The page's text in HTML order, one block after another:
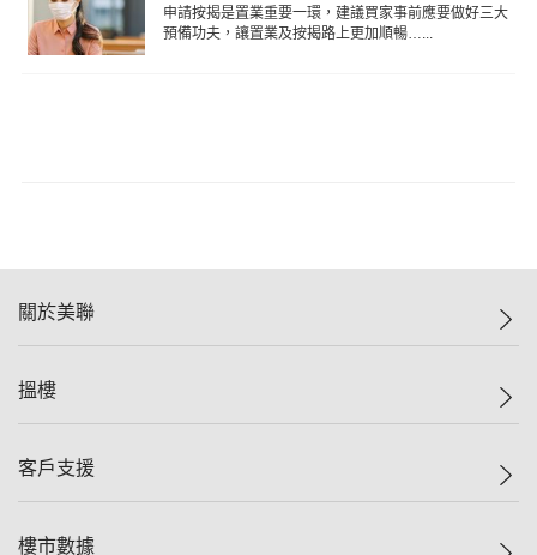
申請按揭是置業重要一環，建議買家事前應要做好三大
預備功夫，讓置業及按揭路上更加順暢…...
關於美聯
美聯集團
人才招募
搵樓
一手新盤
客戶支援
自助放盤
樓市數據